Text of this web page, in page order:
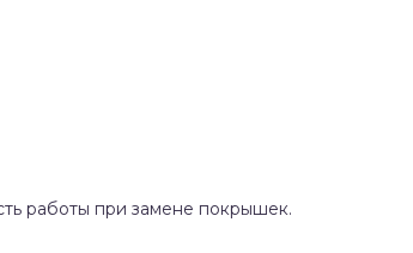
работы при замене покрышек.